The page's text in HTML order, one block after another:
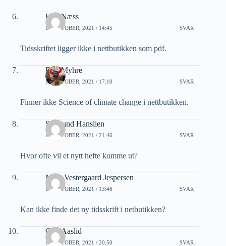
Erik Næss
14 OKTOBER, 2021 / 14:45 SVAR
Tidsskriftet ligger ikke i nettbutikken som pdf.
Dag Myhre
14 OKTOBER, 2021 / 17:10 SVAR
Finner ikke Science of climate change i nettbutikken.
Sigmund Hanslien
14 OKTOBER, 2021 / 21:46 SVAR
Hvor ofte vil et nytt hefte komme ut?
Niels Vestergaard Jespersen
15 OKTOBER, 2021 / 13:46 SVAR
Kan ikke finde det ny tidsskrift i netbutikken?
Geir Aaslid
15 OKTOBER, 2021 / 20:50 SVAR